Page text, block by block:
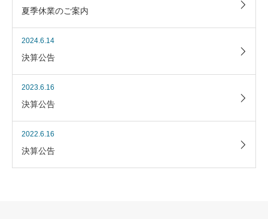
夏季休業のご案内
2024.6.14
決算公告
2023.6.16
決算公告
2022.6.16
決算公告